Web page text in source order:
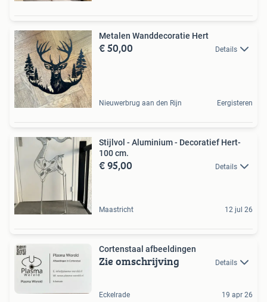
Metalen Wanddecoratie Hert
€ 50,00 Details
Nieuwerbrug aan den Rijn Eergisteren
Stijlvol - Aluminium - Decoratief Hert-
100 cm.
€ 95,00 Details
Maastricht 12 jul 26
Cortenstaal afbeeldingen
Zie omschrijving Details
Eckelrade 19 apr 26